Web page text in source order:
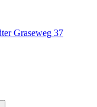
Graseweg 37